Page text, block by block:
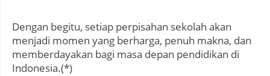
Dengan begitu, setiap perpisahan sekolah akan
menjadi momen yang berharga, penuh makna, dan
memberdayakan bagi masa depan pendidikan di
Indonesia.(*)